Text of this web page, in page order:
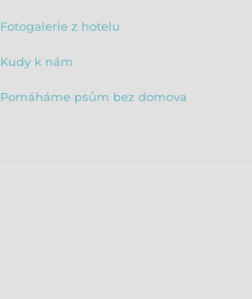
Fotogalerie z hotelu
Kudy k nám
Pomáháme psům bez domova